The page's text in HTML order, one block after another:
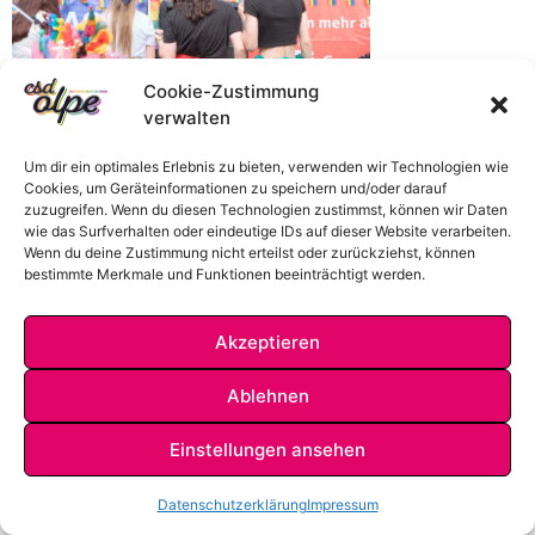
Cookie-Zustimmung
verwalten
Um dir ein optimales Erlebnis zu bieten, verwenden wir Technologien wie
Cookies, um Geräteinformationen zu speichern und/oder darauf
zuzugreifen. Wenn du diesen Technologien zustimmst, können wir Daten
wie das Surfverhalten oder eindeutige IDs auf dieser Website verarbeiten.
Wenn du deine Zustimmung nicht erteilst oder zurückziehst, können
bestimmte Merkmale und Funktionen beeinträchtigt werden.
Akzeptieren
Ablehnen
Einstellungen ansehen
DatenschutzerklärungImpressum
DATENSCHUTZKONTAKT